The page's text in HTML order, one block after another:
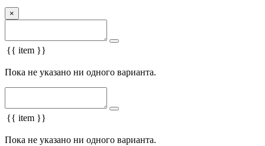
×
{{ item }}
Пока не указано ни одного варианта.
{{ item }}
Пока не указано ни одного варианта.